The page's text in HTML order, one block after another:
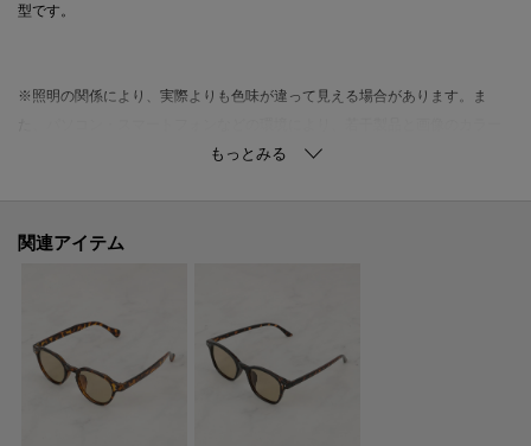
型です。
※照明の関係により、実際よりも色味が違って見える場合があります。ま
◎気になるアイテムは『お気に入り登録』がおすすめです◎
オンラインサイトの各アイテムにある「ハートマーク」を
クリックして簡単に追加できます！
＜おすすめPOINT＞
関連アイテム